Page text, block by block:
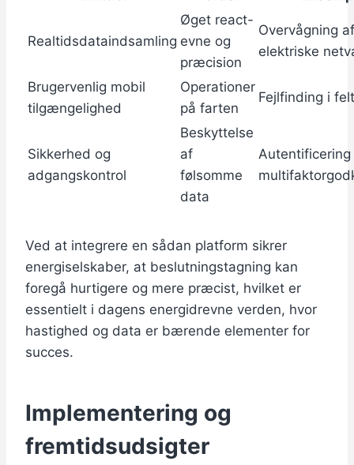
Realtidsdataindsamling
Øget react-
evne og
præcision
Overvågning af
elektriske
Brugervenlig mobil
tilgængelighed
Operationer
på farten
Fejlfinding i
Sikkerhed og
adgangskontrol
Beskyttelse
af
følsomme
data
Autentificering
Ved at integrere en sådan platform sikrer
energiselskaber, at beslutningstagning kan
foregå hurtigere og mere præcist, hvilket er
essentielt i dagens energidrevne verden, hvor
hastighed og data er bærende elementer for
succes.
Implementering og
fremtidsudsigter